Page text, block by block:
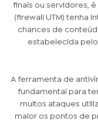
finais ou servidores,
(firewall UTM) tenha
chances de
estabelecida
A ferramenta de
fundamental para
muitos ataques
maior os pontos de